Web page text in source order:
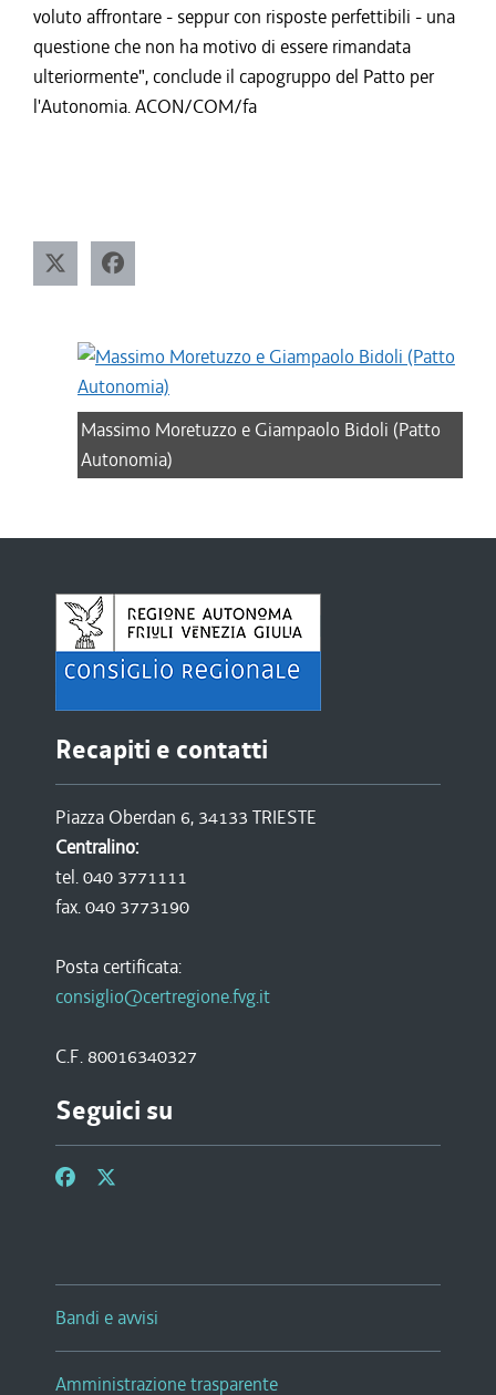
voluto affrontare - seppur con risposte perfettibili - una
questione che non ha motivo di essere rimandata
ulteriormente", conclude il capogruppo del Patto per
l'Autonomia. ACON/COM/fa
Massimo Moretuzzo e Giampaolo Bidoli (Patto
Autonomia)
Recapiti e contatti
Piazza Oberdan 6, 34133 TRIESTE
Centralino:
tel. 040 3771111
fax. 040 3773190
Posta certificata:
consiglio@certregione.fvg.it
C.F. 80016340327
Seguici su
Bandi e avvisi
Amministrazione trasparente